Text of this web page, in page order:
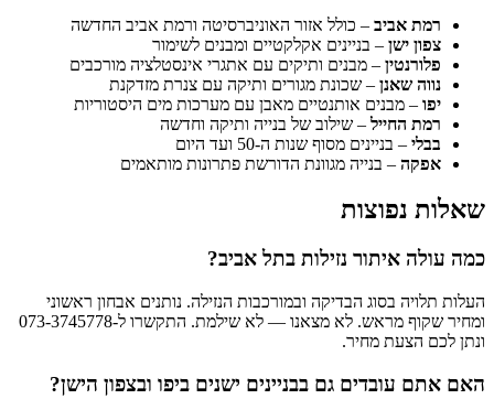
רמת אביב – כולל אזור האוניברסיטה ורמת אביב החדשה
צפון ישן – בניינים אקלקטיים ומבנים לשימור
פלורנטין – מבנים ותיקים עם אתגרי אינסטלציה מורכבים
נווה שאנן – שכונת מגורים ותיקה עם צנרת מזדקנת
יפו – מבנים אותנטיים מאבן עם מערכות מים היסטוריות
רמת החייל – שילוב של בנייה ותיקה וחדשה
בבלי – בניינים מסוף שנות ה-50 ועד היום
אפקה – בנייה מגוונת הדורשת פתרונות מותאמים
שאלות נפוצות
כמה עולה איתור נזילות בתל אביב?
העלות תלויה בסוג הבדיקה ובמורכבות הנזילה. נותנים אבחון ראשוני
ומחיר שקוף מראש. לא מצאנו — לא שילמת. התקשרו ל-073-3745778
ונתן לכם הצעת מחיר.
האם אתם עובדים גם בבניינים ישנים ביפו ובצפון הישן?